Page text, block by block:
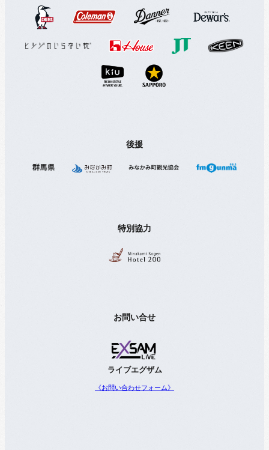
後援
特別協力
お問い合せ
ライブエグザム
《お問い合わせフォーム》